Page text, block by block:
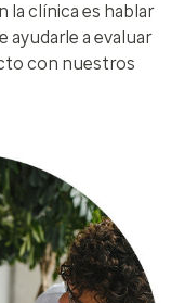
la clínica es hablar
ayudarle a evaluar
con nuestros